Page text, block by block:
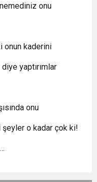
onu
onun kaderini
yaptırımlar
onu
o kadar çok ki!